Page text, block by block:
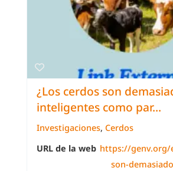
¿Los cerdos son
inteligentes como par...
Investigaciones, Cerdos
URL de la web https://genv.org/
son-